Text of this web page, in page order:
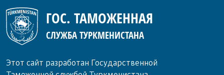
ГОС. ТАМОЖЕННАЯ
СЛУЖБА ТУРКМЕНИСТАНА
Этот сайт разработан Государственной